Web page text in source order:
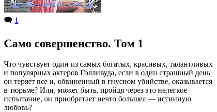
🗨️ 1
Само совершенство. Том 1
Что чувствует один из самых богатых, красивых, талантливых
и популярных актеров Голливуда, если в один страшный день
он теряет все и, обвиненный в гнусном убийстве, оказывается
в тюрьме? Или, может быть, пройдя через это нелегкое
испытание, он приобретает нечто большее — истинную
любовь?